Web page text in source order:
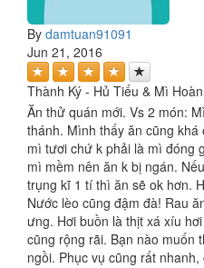
By damtuan91091
Jun 21, 2016
Thành Ký - Hủ Tiếu & Mì
Ăn thử quán mới. Vs 2 món:
thánh. Mình thấy ăn cũng
mì tươi chứ k phải là mì đóng
mì mềm nên ăn k bị ngán.
trụng kĩ 1 tí thì ăn sẽ ok hơn.
Nước lèo cũng đậm đà! Rau
ưng. Hơi buồn là thịt xá xíu
cũng rộng rãi. Bạn nào muốn
ngồi. Phục vụ cũng rất